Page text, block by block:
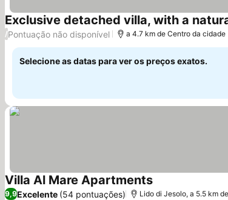
Exclusive detached villa, with a
/Pontuação não disponível a 4.7 km de Centro da cidade
Selecione as datas para ver os preços exatos.
Villa Al Mare Apartments
9,9Excelente (54 pontuações) Lido di Jesolo, a 5.5 km